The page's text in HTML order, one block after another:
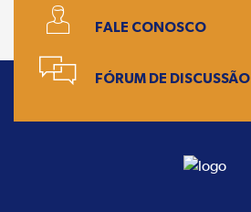
FALE CONOSCO
FÓRUM DE DISCUSSÃO